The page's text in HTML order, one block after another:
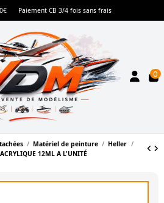
Paiement CB 3/4 fois sans frais
0
Matériel de peinture
Heller
12ML A L'UNITÉ